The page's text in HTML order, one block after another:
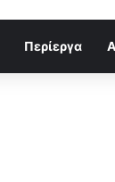
Περίεργα